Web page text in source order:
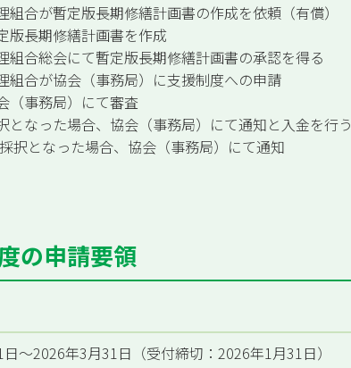
合が暫定版長期修繕計画書の作成を依頼（有償）
版長期修繕計画書を作成
合総会にて暫定版長期修繕計画書の承認を得る
組合が協会（事務局）に支援制度への申請
（事務局）にて審査
なった場合、協会（事務局）にて通知と入金を行う
択となった場合、協会（事務局）にて通知
の申請要領
～2026年3月31日（受付締切：2026年1月31日）